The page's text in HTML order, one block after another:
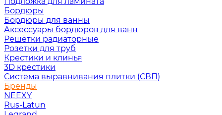
Бордюры
Бордюры для ванны
Аксессуары бордюров для ванн
Решётки радиаторные
Розетки для труб
Крестики и клинья
3D крестики
Система выравнивания плитки (СВП)
Бренды
NEEXY
Rus-Latun